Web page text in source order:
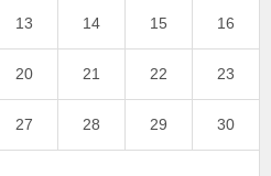
13 14 15 16
20 21 22 23
27 28 29 30